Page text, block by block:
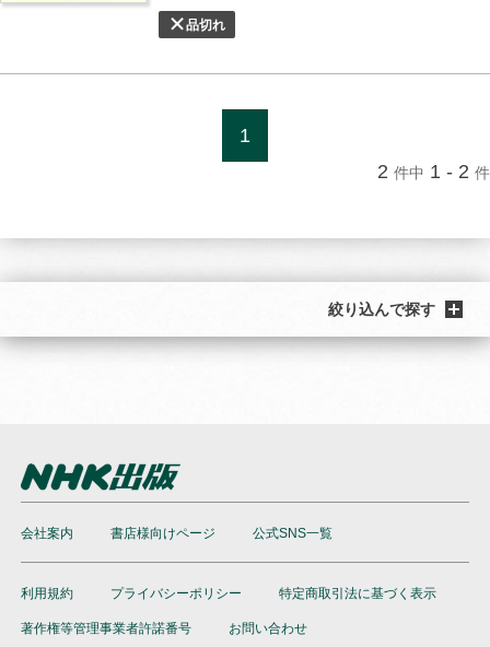
品切れ
1
2 件中 1 - 2 件
絞り込んで探す
会社案内 書店様向けページ 公式SNS一覧
利用規約 プライバシーポリシー 特定商取引法に基づく表示
著作権等管理事業者許諾番号 お問い合わせ